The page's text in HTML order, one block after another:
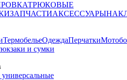
ТРЮКОВЫЕ
ЗАПЧАСТИАКСЕССУАРЫ
ТермобельеОдеждаПерчатки
и сумки